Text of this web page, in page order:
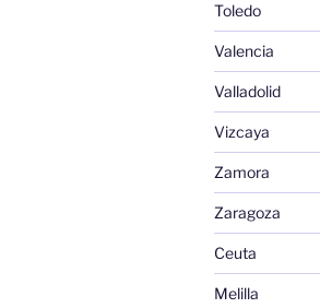
Toledo
Valencia
Valladolid
Vizcaya
Zamora
Zaragoza
Ceuta
Melilla